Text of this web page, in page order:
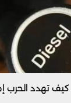
كيف تهدد الحرب